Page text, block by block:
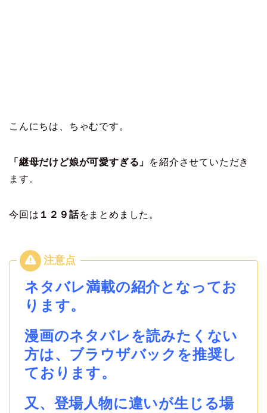
こんにちは、ちゃむです。
「継母だけど娘が可愛すぎる」
を紹介させていただき
ます。
今回は １２９ 話をまとめました。
ネタバレ満載の紹介となってお
ります。
漫画のネタバレを読みたくない
方は、ブラウザバックを推奨し
ております。
又、登場人物に違いが生じる場